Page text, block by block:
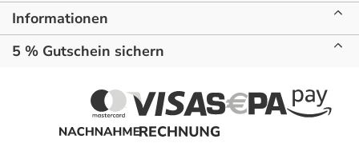
Informationen
5 % Gutschein sichern